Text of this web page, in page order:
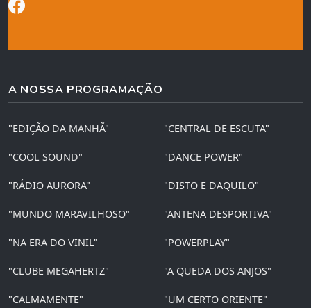
A NOSSA PROGRAMAÇÃO
"EDIÇÃO DA MANHÃ" "CENTRAL DE ESCUTA"
"COOL SOUND" "DANCE POWER"
"RÁDIO AURORA" "DISTO E DAQUILO"
"MUNDO MARAVILHOSO" "ANTENA DESPORTIVA"
"NA ERA DO VINIL" "POWERPLAY"
"CLUBE MEGAHERTZ" "A QUEDA DOS ANJOS"
"CALMAMENTE" "UM CERTO ORIENTE"